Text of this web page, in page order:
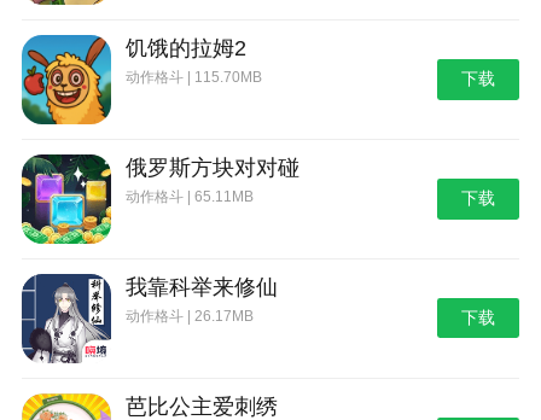
饥饿的拉姆2
动作格斗 | 115.70MB 下载
俄罗斯方块对对碰
动作格斗 | 65.11MB 下载
我靠科举来修仙
动作格斗 | 26.17MB 下载
芭比公主爱刺绣